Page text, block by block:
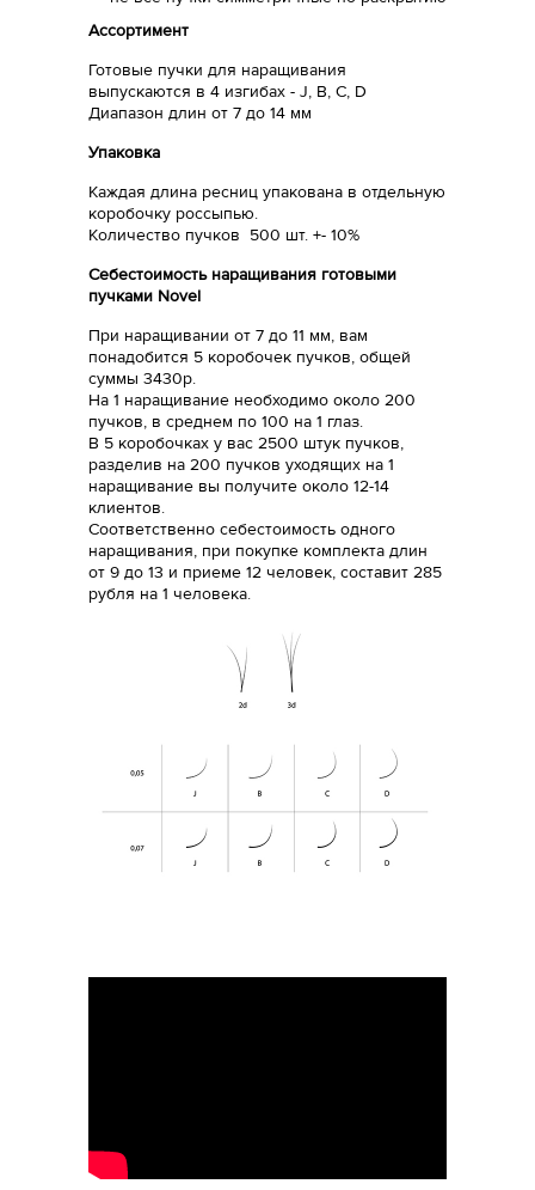
Ассортимент
Готовые пучки для наращивания
выпускаются в 4 изгибах - J, B, C, D
Диапазон длин от 7 до 14 мм
Упаковка
Каждая длина ресниц упакована в отдельную
коробочку россыпью.
Количество пучков 500 шт. +- 10%
Себестоимость наращивания готовыми
пучками Novel
При наращивании от 7 до 11 мм, вам
понадобится 5 коробочек пучков, общей
суммы 3430р.
На 1 наращивание необходимо около 200
пучков, в среднем по 100 на 1 глаз.
В 5 коробочках у вас 2500 штук пучков,
разделив на 200 пучков уходящих на 1
наращивание вы получите около 12-14
клиентов.
Соответственно себестоимость одного
наращивания, при покупке комплекта длин
от 9 до 13 и приеме 12 человек, составит 285
рубля на 1 человека.